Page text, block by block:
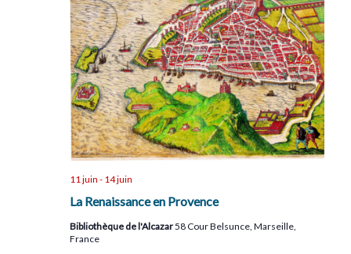
La Renaissance en Provence
11 juin - 14 juin
Bibliothèque de l'Alcazar58 Cour Belsunce, Marseille,
France